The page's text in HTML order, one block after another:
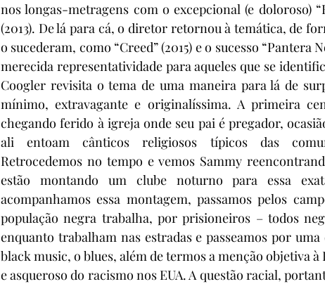
nos longas-metragens com o excepcional (e doloroso)
(2013). De lá para cá, o diretor retornou à temática, de
o sucederam, como “Creed” (2015) e o sucesso “Pantera
merecida representatividade para aqueles que se
Coogler revisita o tema de uma maneira para lá de
mínimo, extravagante e originalíssima. A primeira
chegando ferido à igreja onde seu pai é pregador,
ali entoam cânticos religiosos típicos das
Retrocedemos no tempo e vemos Sammy
estão montando um clube noturno para essa
acompanhamos essa montagem, passamos pelos
população negra trabalha, por prisioneiros – todos
enquanto trabalham nas estradas e passeamos por
black music, o blues, além de termos a menção objetiva
e asqueroso do racismo nos EUA. A questão racial,